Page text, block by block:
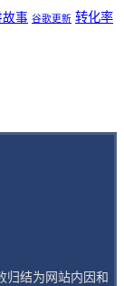
事 谷歌更新 转化率
归结为网站内因和